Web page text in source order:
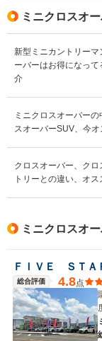
ミニクロスオ
新型ミニカントリー
ーバーはお得になっ
介
ミニクロスオーバー
スオーバーSUV、今
クロスオーバー、ク
トリーとの違い、オ
ミニクロスオ
ＦＩＶＥ ＳＴＡ
総合評価 4.8点